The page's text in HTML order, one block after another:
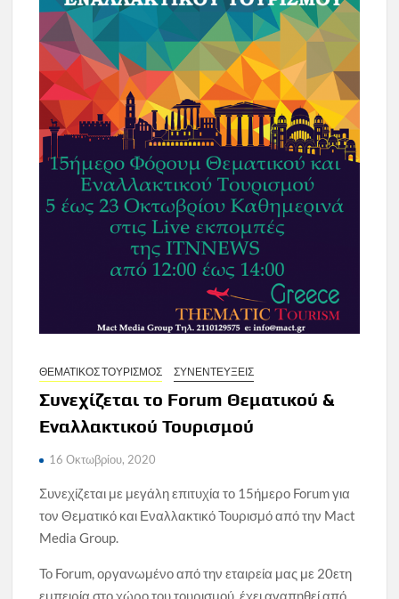
ΘΕΜΑΤΙΚΟΣ ΤΟΥΡΙΣΜΟΣ ΣΥΝΕΝΤΕΥΞΕΙΣ
Συνεχίζεται το Forum Θεματικού &
Εναλλακτικού Τουρισμού
16 Οκτωβρίου, 2020
Συνεχίζεται με μεγάλη επιτυχία το 15ήμερο Forum για
τον Θεματικό και Εναλλακτικό Τουρισμό από την Mact
Media Group.
Το Forum, οργανωμένο από την εταιρεία μας με 20ετη
εμπειρία στο χώρο του τουρισμού, έχει αγαπηθεί από